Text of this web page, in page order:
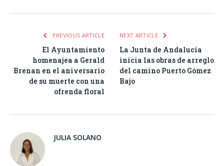
PREVIOUS ARTICLE
El Ayuntamiento
homenajea a Gerald
Brenan en el aniversario
de su muerte con una
ofrenda floral
NEXT ARTICLE
La Junta de Andalucía
inicia las obras de arreglo
del camino Puerto Gómez
Bajo
JULIA SOLANO